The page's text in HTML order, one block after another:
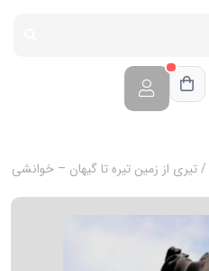
/ تیری از زمین تیره تا گیهان – خوانشی